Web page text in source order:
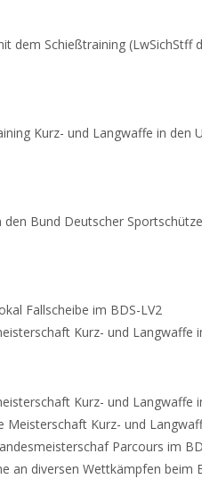
dem Schießtraining (LwSichStff
Kurz- und Langwaffe in den
den Bund Deutscher
Fallscheibe im BDS-LV2
Kurz- und Langwaffe
Kurz- und Langwaffe
Meisterschaft Kurz- und
Parcours im
an diversen Wettkämpfen beim